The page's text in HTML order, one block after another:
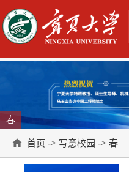
春
首页 -> 写意校园 -> 春